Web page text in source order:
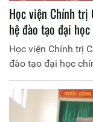
Học viện Chính trị
hệ đào tạo đại
Học viện Chính trị
đào tạo đại học